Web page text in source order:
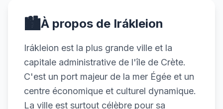
🏙️À propos de Irákleion
Irákleion est la plus grande ville et la
capitale administrative de l'île de Crète.
C'est un port majeur de la mer Égée et un
centre économique et culturel dynamique.
La ville est surtout célèbre pour sa